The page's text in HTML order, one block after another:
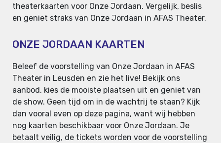
theaterkaarten voor Onze Jordaan. Vergelijk, beslis
en geniet straks van Onze Jordaan in AFAS Theater.
ONZE JORDAAN KAARTEN
Beleef de voorstelling van Onze Jordaan in AFAS
Theater in Leusden en zie het live! Bekijk ons
aanbod, kies de mooiste plaatsen uit en geniet van
de show. Geen tijd om in de wachtrij te staan? Kijk
dan vooral even op deze pagina, want wij hebben
nog kaarten beschikbaar voor Onze Jordaan. Je
betaalt veilig, de tickets worden voor de voorstelling